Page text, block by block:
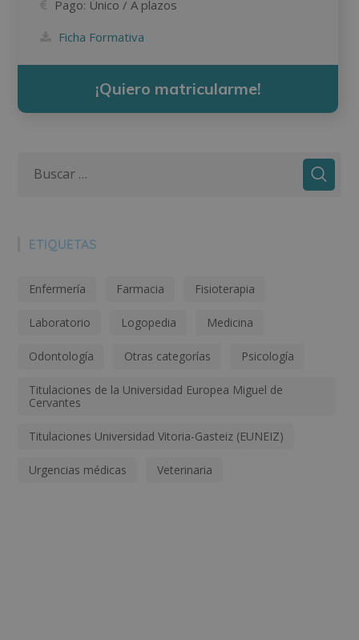
Pago: Único / A plazos
Ficha Formativa
¡Quiero matricularme!
ETIQUETAS
Enfermería Farmacia Fisioterapia
Laboratorio Logopedia Medicina
Odontología Otras categorías Psicología
Titulaciones de la Universidad Europea Miguel de
Cervantes
Titulaciones Universidad Vitoria-Gasteiz (EUNEIZ)
Urgencias médicas Veterinaria